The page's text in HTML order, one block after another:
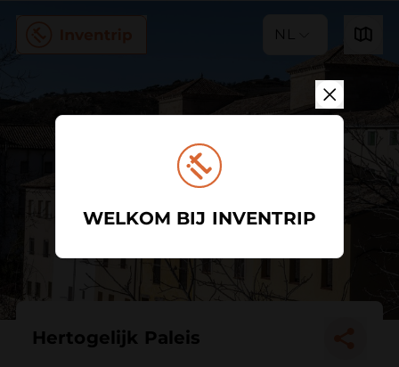
NL
Hertogelijk Paleis
WELKOM BIJ INVENTRIP